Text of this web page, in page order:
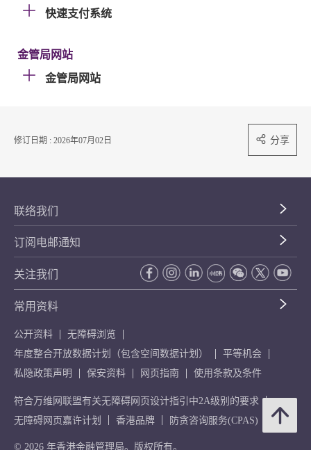
快速支付系统
金管局网站
金管局网站
修订日期 : 2026年07月02日 分享
联络我们
订阅电邮通知
关注我们
常用资料
公开资料
无障碍浏览
年度整合开放数据计划（包含空间数据计划）
平等机会
私隐政策声明
保安资料 网页指南 使用条款及条件
符合万维网联盟有关无障碍网页设计指引中2A级别的要求
无障碍网页嘉许计划
香港品牌 防贪咨询服务(CPAS)
© 2026 年香港金融管理局。版权所有。